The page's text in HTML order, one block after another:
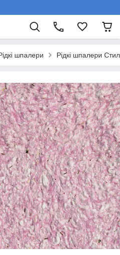
шпалери Рідкі шпалери